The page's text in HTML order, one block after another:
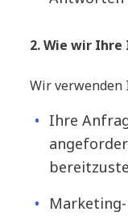
2. Wie wir
Wir verwenden
Ihre